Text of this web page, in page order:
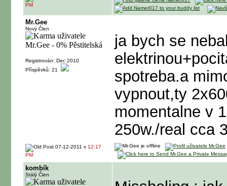
PM
Mr.Gee
Nový Člen
Registrován: Dec 2010
Příspěvků: 21
ja bych se
spotreba.a
vypnout,ty
momentalne v
250w./real cca
07-12-2011 v 12:17
PM
kombík
Stálý Člen